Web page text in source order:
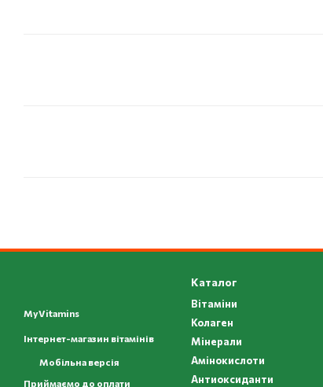
MyVitamins
Інтернет-магазин вітамінів
Мобільна версія
Приймаємо до оплати
Каталог
Вітаміни
Колаген
Мінерали
Амінокислоти
Антиоксиданти